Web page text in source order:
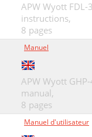
APW Wyott
instructions,
8 pages
Manuel
APW Wyott
manual,
8 pages
Manuel d'utilisateur